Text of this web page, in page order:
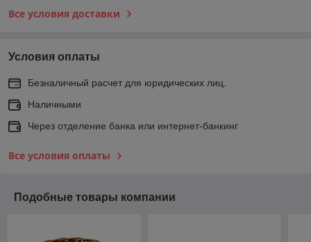
Все условия доставки
Условия оплаты
Безналичный расчет для юридических лиц.
Наличными
Через отделение банка или интернет-банкинг
Все условия оплаты
Подобные товары компании